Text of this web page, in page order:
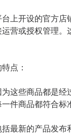
上开设的官方
营或授权管理
点：
这些商品都是
件商品都符合标
最新的产品发